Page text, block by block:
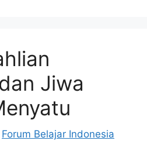
Jiwa
Forum Belajar Indonesia